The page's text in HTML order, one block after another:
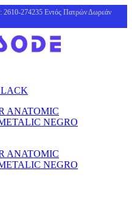
2610-274235 Εντός Πατρών Δωρεάν